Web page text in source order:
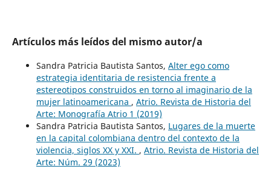
Artículos más leídos del mismo autor/a
Sandra Patricia Bautista Santos, Alter ego como
estrategia identitaria de resistencia frente a
estereotipos construidos en torno al imaginario de la
mujer latinoamericana , Atrio. Revista de Historia del
Arte: Monografía Atrio 1 (2019)
Sandra Patricia Bautista Santos, Lugares de la muerte
en la capital colombiana dentro del contexto de la
violencia, siglos XX y XXI. , Atrio. Revista de Historia del
Arte: Núm. 29 (2023)